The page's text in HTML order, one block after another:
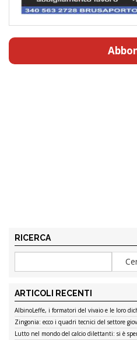
RICERCA
ARTICOLI RECENTI
AlbinoLeffe, i formatori del vivaio e le loro
Zingonia: ecco i quadri tecnici del settore
Lutto nel mondo del calcio dilettanti: si è